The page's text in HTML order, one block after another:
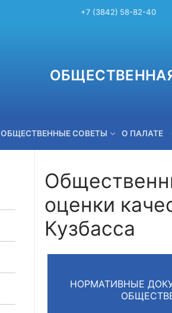
+7 (3842) 58-82-40
ОБЩЕСТВЕННЫЕ СОВЕТЫ О ПАЛАТЕ
+7 (3842) 58-82-40
оценки
Кузбасса
НОРМАТИВНЫЕ